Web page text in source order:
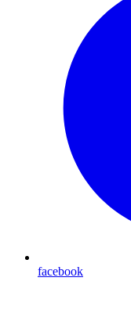
facebook